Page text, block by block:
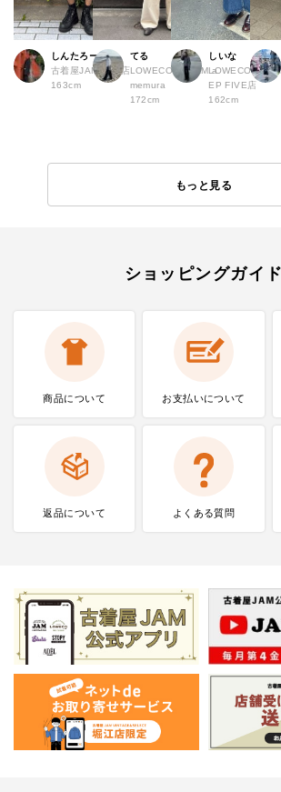
しんたろー
古着屋JAM 仙台店
163cm
てる
LOWECO by JAM a
memura
172cm
しいな
LOWECO by
EP FIVE店
162cm
もっと見る
ショッピングガイド
商品について お支払いについて
返品について よくある質問